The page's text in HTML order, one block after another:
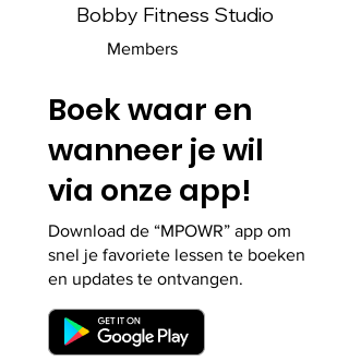
Members
Bobby Fitness Studio
Boek waar en
wanneer je wil
via onze app!
Download de “MPOWR” app om
snel je favoriete lessen te boeken
en updates te ontvangen.